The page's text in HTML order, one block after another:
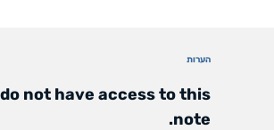
הערות
not have access to this
note.